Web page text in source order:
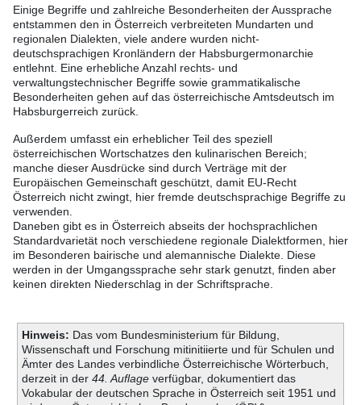
Einige Begriffe und zahlreiche Besonderheiten der Aussprache
entstammen den in Österreich verbreiteten Mundarten und
regionalen Dialekten, viele andere wurden nicht-
deutschsprachigen Kronländern der Habsburgermonarchie
entlehnt. Eine erhebliche Anzahl rechts- und
verwaltungstechnischer Begriffe sowie grammatikalische
Besonderheiten gehen auf das österreichische Amtsdeutsch im
Habsburgerreich zurück.
Außerdem umfasst ein erheblicher Teil des speziell
österreichischen Wortschatzes den kulinarischen Bereich;
manche dieser Ausdrücke sind durch Verträge mit der
Europäischen Gemeinschaft geschützt, damit EU-Recht
Österreich nicht zwingt, hier fremde deutschsprachige Begriffe zu
verwenden.
Daneben gibt es in Österreich abseits der hochsprachlichen
Standardvarietät noch verschiedene regionale Dialektformen, hier
im Besonderen bairische und alemannische Dialekte. Diese
werden in der Umgangssprache sehr stark genutzt, finden aber
keinen direkten Niederschlag in der Schriftsprache.
Hinweis: Das vom Bundesministerium für Bildung,
Wissenschaft und Forschung mitinitiierte und für Schulen und
Ämter des Landes verbindliche Österreichische Wörterbuch,
derzeit in der 44. Auflageverfügbar, dokumentiert das
Vokabular der deutschen Sprache in Österreich seit 1951 und